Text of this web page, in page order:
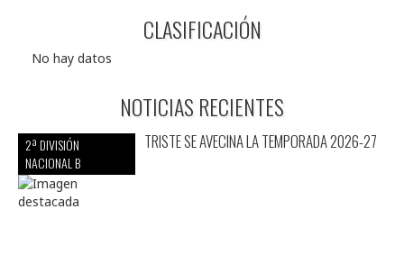
CLASIFICACIÓN
No hay datos
NOTICIAS RECIENTES
2ª DIVISIÓN
NACIONAL B
TRISTE SE AVECINA LA TEMPORADA 2026-27